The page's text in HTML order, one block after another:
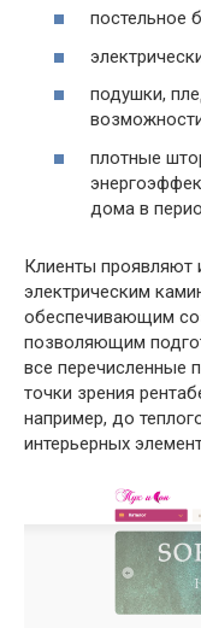
постельное
подушки,
плотные
дома в
Клиенты проявляют
электрическим
обеспечивающим
позволяющим
все перечисленные
точки зрения
например, до
интерьерных